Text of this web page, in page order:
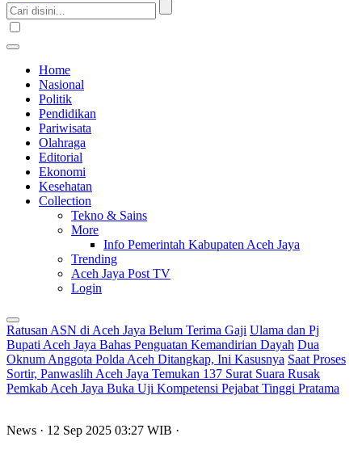
Home
Nasional
Politik
Pendidikan
Pariwisata
Olahraga
Editorial
Ekonomi
Kesehatan
Collection
Tekno & Sains
More
Info Pemerintah Kabupaten Aceh Jaya
Trending
Aceh Jaya Post TV
Login
Ratusan ASN di Aceh Jaya Belum Terima Gaji Ulama dan Pj
Bupati Aceh Jaya Bahas Penguatan Kemandirian Dayah Dua
Oknum Anggota Polda Aceh Ditangkap, Ini Kasusnya Saat Proses
Sortir, Panwaslih Aceh Jaya Temukan 137 Surat Suara Rusak
Pemkab Aceh Jaya Buka Uji Kompetensi Pejabat Tinggi Pratama
News · 12 Sep 2025 03:27 WIB ·